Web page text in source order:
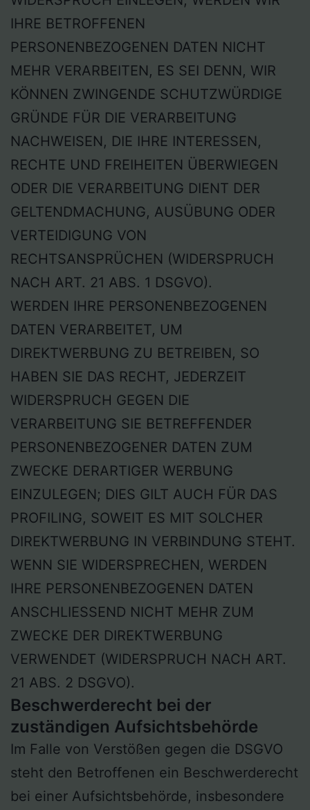
IHRE BETROFFENEN
PERSONENBEZOGENEN DATEN NICHT
MEHR VERARBEITEN, ES SEI DENN, WIR
KÖNNEN ZWINGENDE SCHUTZWÜRDIGE
GRÜNDE FÜR DIE VERARBEITUNG
NACHWEISEN, DIE IHRE INTERESSEN,
RECHTE UND FREIHEITEN ÜBERWIEGEN
ODER DIE VERARBEITUNG DIENT DER
GELTENDMACHUNG, AUSÜBUNG ODER
VERTEIDIGUNG VON
RECHTSANSPRÜCHEN (WIDERSPRUCH
NACH ART. 21 ABS. 1 DSGVO).
WERDEN IHRE PERSONENBEZOGENEN
DATEN VERARBEITET, UM
DIREKTWERBUNG ZU BETREIBEN, SO
HABEN SIE DAS RECHT, JEDERZEIT
WIDERSPRUCH GEGEN DIE
VERARBEITUNG SIE BETREFFENDER
PERSONENBEZOGENER DATEN ZUM
ZWECKE DERARTIGER WERBUNG
EINZULEGEN; DIES GILT AUCH FÜR DAS
PROFILING, SOWEIT ES MIT SOLCHER
DIREKTWERBUNG IN VERBINDUNG STEHT.
WENN SIE WIDERSPRECHEN, WERDEN
IHRE PERSONENBEZOGENEN DATEN
ANSCHLIESSEND NICHT MEHR ZUM
ZWECKE DER DIREKTWERBUNG
VERWENDET (WIDERSPRUCH NACH ART.
21 ABS. 2 DSGVO).
Beschwerde­recht bei der
zuständigen Aufsichts­behörde
Im Falle von Verstößen gegen die DSGVO
steht den Betroffenen ein Beschwerderecht
bei einer Aufsichtsbehörde, insbesondere